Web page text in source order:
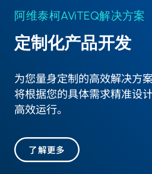
阿维泰柯AViTEQ解决方案
定制化产品开发
为您量身定制的高效解决方
将根据您的具体需求精准设
高效运行。